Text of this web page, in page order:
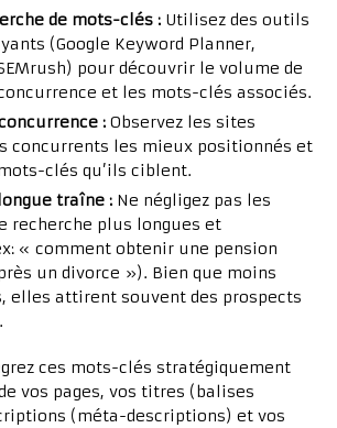
de mots-clés : Utilisez des outils
(Google Keyword Planner,
pour découvrir le volume de
et les mots-clés associés.
: Observez les sites
concurrents les mieux positionnés et
clés qu’ils ciblent.
traîne : Ne négligez pas les
recherche plus longues et
« comment obtenir une pension
un divorce »). Bien que moins
elles attirent souvent des prospects
ces mots-clés stratégiquement
vos pages, vos titres (balises
(méta-descriptions) et vos